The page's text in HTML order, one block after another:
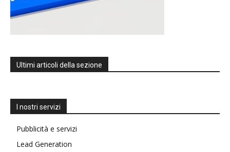
Ultimi articoli della sezione
I nostri servizi
Pubblicità e servizi
Lead Generation